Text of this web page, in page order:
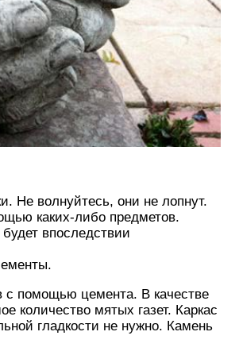
Не волнуйтесь, они не лопнут.
каких-либо предметов.
впоследствии
помощью цемента. В качестве
количество мятых газет. Каркас
гладкости не нужно. Камень